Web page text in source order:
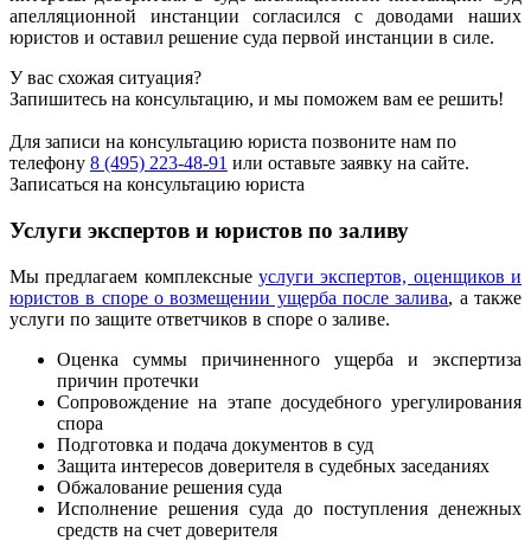
апелляционной инстанции согласился с доводами наших
юристов и оставил решение суда первой инстанции в силе.
У вас схожая ситуация?
Запишитесь на консультацию, и мы поможем вам ее решить!
Для записи на консультацию юриста позвоните нам по
телефону 8 (495) 223-48-91 или оставьте заявку на сайте.
Записаться на консультацию юриста
Услуги экспертов и юристов по заливу
Мы предлагаем комплексные услуги экспертов, оценщиков и
юристов в споре о возмещении ущерба после залива, а также
услуги по защите ответчиков в споре о заливе.
Оценка суммы причиненного ущерба и экспертиза
причин протечки
Сопровождение на этапе досудебного урегулирования
спора
Подготовка и подача документов в суд
Защита интересов доверителя в судебных заседаниях
Обжалование решения суда
Исполнение решения суда до поступления денежных
средств на счет доверителя